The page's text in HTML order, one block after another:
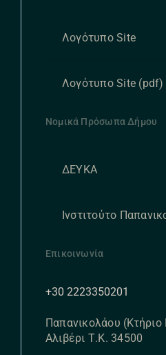
Λογότυπο Site
Λογότυπο Site (pdf)
Νομικά Πρόσωπα Δήμου
ΔΕΥΚΑ
Ινστιτούτο
Επικοινωνία
+30 2223350201
Παπανικολάου
Αλιβέρι Τ.Κ. 34500